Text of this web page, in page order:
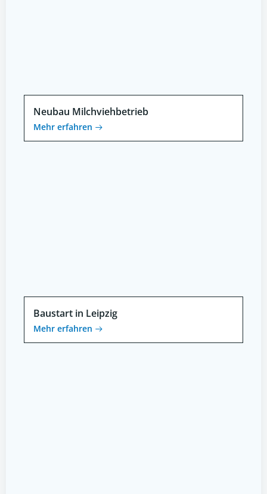
Neubau Milchviehbetrieb
Mehr erfahren
Baustart in Leipzig
Mehr erfahren